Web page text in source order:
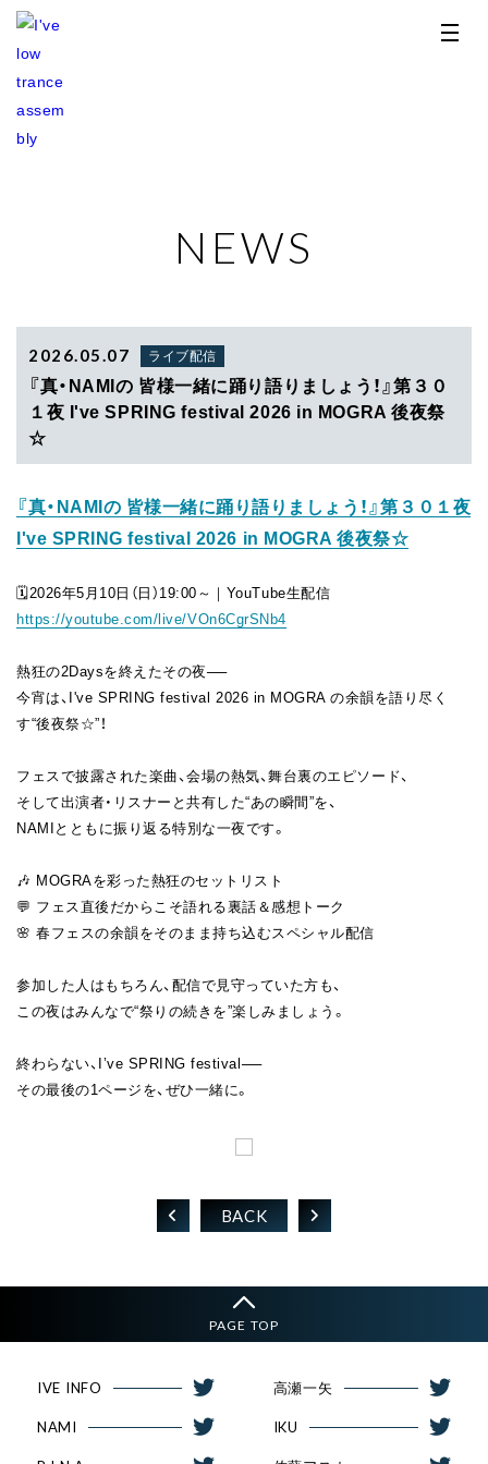
TOP
RELEASE
PROFILE
STORE
FAN CLUB
NEWS
2026.05.07 ライブ配信
『真・NAMIの 皆様一緒に踊り語りましょう！』第３０
１夜 I've SPRING festival 2026 in MOGRA 後夜祭
☆
『真・NAMIの 皆様一緒に踊り語りましょう！』第３０１夜
I've SPRING festival 2026 in MOGRA 後夜祭☆
🗓️2026年5月10日（日）19:00～｜YouTube生配信
https://youtube.com/live/VOn6CgrSNb4
熱狂の2Daysを終えたその夜──
今宵は、I've SPRING festival 2026 in MOGRA の余韻を語り尽く
す“後夜祭☆”！
フェスで披露された楽曲、会場の熱気、舞台裏のエピソード、
そして出演者・リスナーと共有した“あの瞬間”を、
NAMIとともに振り返る特別な一夜です。
🎶 MOGRAを彩った熱狂のセットリスト
💬 フェス直後だからこそ語れる裏話＆感想トーク
🌸 春フェスの余韻をそのまま持ち込むスペシャル配信
参加した人はもちろん、配信で見守っていた方も、
この夜はみんなで“祭りの続きを”楽しみましょう。
終わらない、I’ve SPRING festival──
その最後の1ページを、ぜひ一緒に。
BACK
PAGE TOP
IVE INFO 高瀬一矢
NAMI IKU